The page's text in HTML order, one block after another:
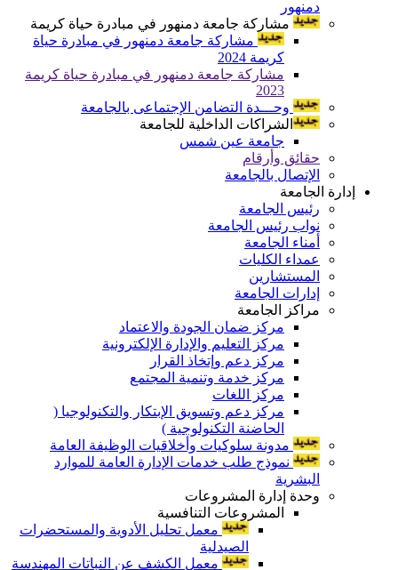
دمنهور
مشاركة جامعة دمنهور في مبادرة حياة كريمة
مشاركة جامعة دمنهور في مبادرة حياة
كريمة 2024
مشاركة جامعة دمنهور في مبادرة حياة كريمة
2023
وحـــدة التضامن الإجتماعى بالجامعة
الشراكات الداخلية للجامعة
جامعة عين شمس
حقائق وأرقام
الإتصال بالجامعة
إدارة الجامعة
رئيس الجامعة
نواب رئيس الجامعة
أمناء الجامعة
عمداء الكليات
المستشارين
إدارات الجامعة
مراكز الجامعة
مركز ضمان الجودة والاعتماد
مركز التعليم والإدارة الإلكترونية
مركز دعم وإتخاذ القرار
مركز خدمة وتنمية المجتمع
مركز اللغات
مركز دعم وتسويق الإبتكار والتكنولوجيا (
الحاضنة التكنولوجية )
مدونة سلوكيات وأخلاقيات الوظيفة العامة
نموذج طلب خدمات الإدارة العامة للموارد
البشرية
وحدة إدارة المشروعات
المشروعات التنافسية
معمل تحليل الأدوية والمستحضرات
الصيدلية
معمل الكشف عن النباتات المهندسة